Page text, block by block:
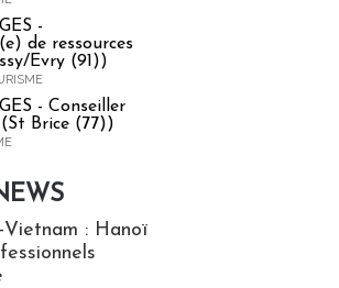
-
de ressources
Evry (91))
- Conseiller
Brice (77))
Vietnam : Hanoï